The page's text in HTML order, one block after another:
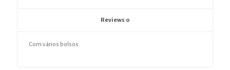
Reviews 0
Com vários bolsos.